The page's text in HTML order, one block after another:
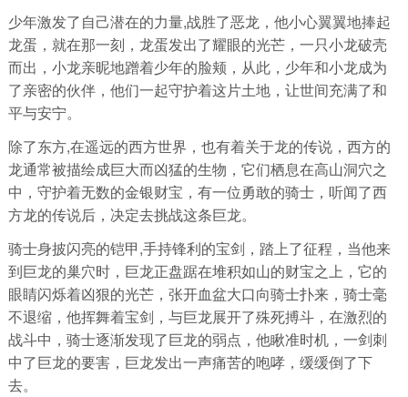
少年激发了自己潜在的力量,战胜了恶龙，他小心翼翼地捧起
龙蛋，就在那一刻，龙蛋发出了耀眼的光芒，一只小龙破壳
而出，小龙亲昵地蹭着少年的脸颊，从此，少年和小龙成为
了亲密的伙伴，他们一起守护着这片土地，让世间充满了和
平与安宁。
除了东方,在遥远的西方世界，也有着关于龙的传说，西方的
龙通常被描绘成巨大而凶猛的生物，它们栖息在高山洞穴之
中，守护着无数的金银财宝，有一位勇敢的骑士，听闻了西
方龙的传说后，决定去挑战这条巨龙。
骑士身披闪亮的铠甲,手持锋利的宝剑，踏上了征程，当他来
到巨龙的巢穴时，巨龙正盘踞在堆积如山的财宝之上，它的
眼睛闪烁着凶狠的光芒，张开血盆大口向骑士扑来，骑士毫
不退缩，他挥舞着宝剑，与巨龙展开了殊死搏斗，在激烈的
战斗中，骑士逐渐发现了巨龙的弱点，他瞅准时机，一剑刺
中了巨龙的要害，巨龙发出一声痛苦的咆哮，缓缓倒了下
去。